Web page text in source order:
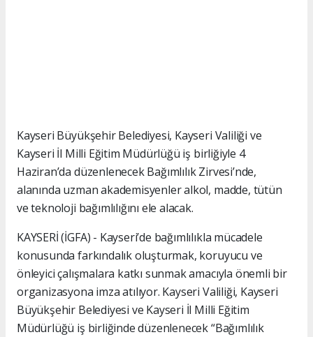
Kayseri Büyükşehir Belediyesi, Kayseri Valiliği ve
Kayseri İl Milli Eğitim Müdürlüğü iş birliğiyle 4
Haziran’da düzenlenecek Bağımlılık Zirvesi’nde,
alanında uzman akademisyenler alkol, madde, tütün
ve teknoloji bağımlılığını ele alacak.
KAYSERİ (İGFA) - Kayseri’de bağımlılıkla mücadele
konusunda farkındalık oluşturmak, koruyucu ve
önleyici çalışmalara katkı sunmak amacıyla önemli bir
organizasyona imza atılıyor. Kayseri Valiliği, Kayseri
Büyükşehir Belediyesi ve Kayseri İl Milli Eğitim
Müdürlüğü iş birliğinde düzenlenecek “Bağımlılık